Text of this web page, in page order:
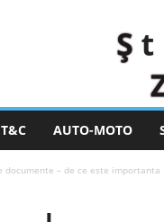
AUTO-MOTO
documente – de ce este importanta